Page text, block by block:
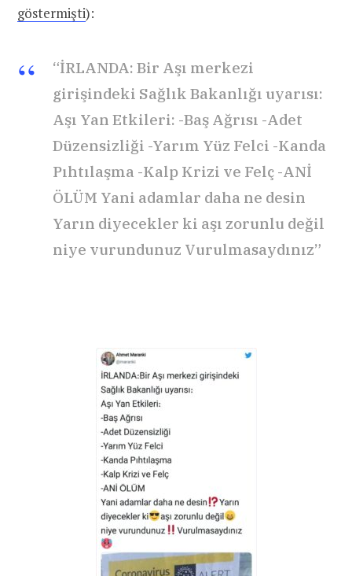
göstermişti):
“İRLANDA: Bir Aşı merkezi
girişindeki Sağlık Bakanlığı uyarısı:
Aşı Yan Etkileri: -Baş Ağrısı -Adet
Düzensizliği -Yarım Yüz Felci -Kanda
Pıhtılaşma -Kalp Krizi ve Felç -ANİ
ÖLÜM Yani adamlar daha ne desin
Yarın diyecekler ki aşı zorunlu değil
niye vurundunuz Vurulmasaydınız”